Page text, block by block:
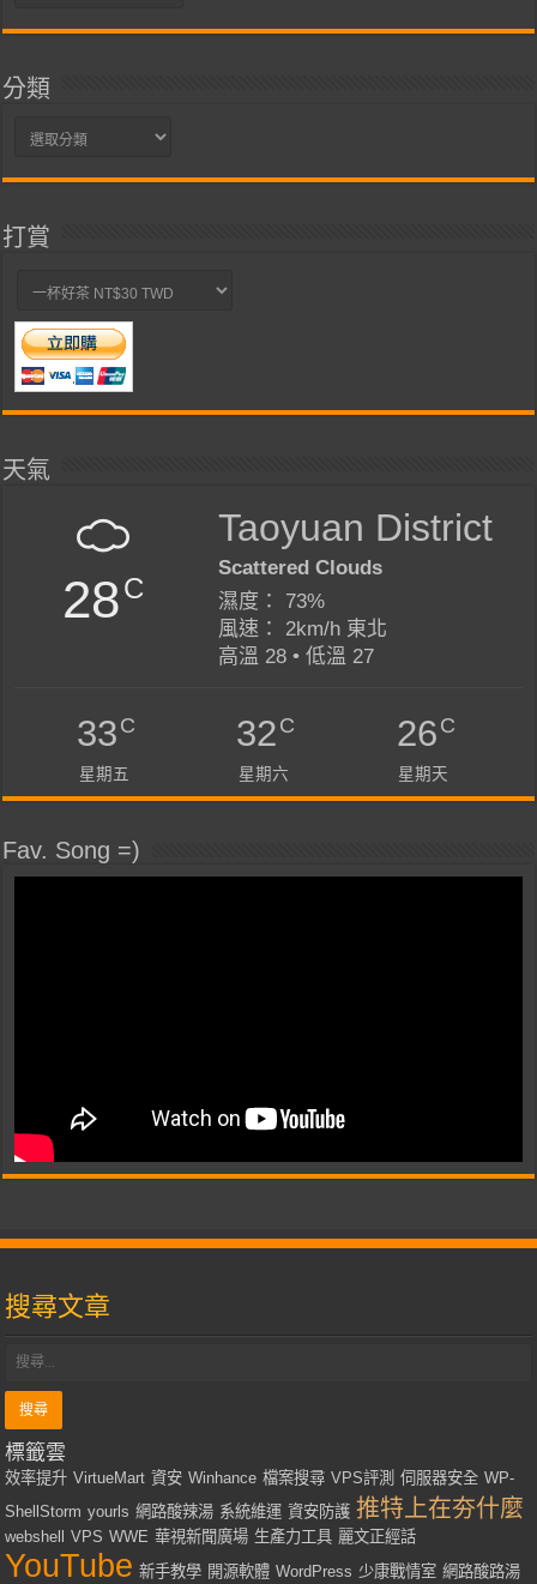
分類
分
打賞
天氣
28C
Taoyuan District
Scattered Clouds
濕度： 73%
風速： 2km/h 東北
高溫 28 • 低溫 27
33C
星期五
32C
星期六
26C
星期天
Fav. Song =)
搜尋文章
標籤雲
效率提升 VirtueMart 資安 Winhance 檔案搜尋 VPS評測 伺服器安全 WP-
ShellStorm yourls 網路酸辣湯 系統維運 資安防護 推特上在夯什麼
webshell VPS WWE 華視新聞廣場 生產力工具 麗文正經話
YouTube 新手教學 開源軟體 WordPress 少康戰情室 網路酸路湯